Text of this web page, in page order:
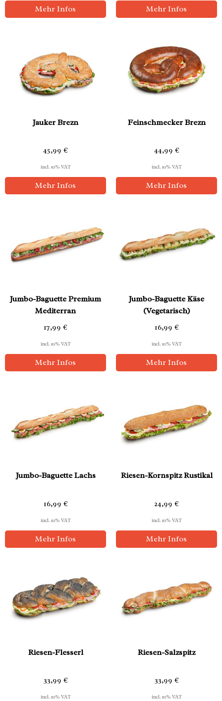
Mehr Infos Mehr Infos
Jauker Brezn
45,99 €
incl. 10% VAT
Mehr Infos
Feinschmecker Brezn
44,99 €
incl. 10% VAT
Mehr Infos
Jumbo-Baguette Premium
Mediterran
17,99 €
incl. 10% VAT
Mehr Infos
Jumbo-Baguette Käse
(Vegetarisch)
16,99 €
incl. 10% VAT
Mehr Infos
Jumbo-Baguette Lachs
16,99 €
incl. 10% VAT
Mehr Infos
Riesen-Kornspitz Rustikal
24,99 €
incl. 10% VAT
Mehr Infos
Riesen-Flesserl
33,99 €
incl. 10% VAT
Riesen-Salzspitz
33,99 €
incl. 10% VAT